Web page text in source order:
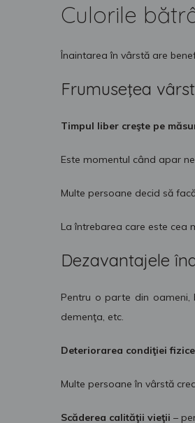
Culorile
Înaintarea în vârstă are
Frumuseţea
Timpul liber creşte pe
Este momentul când apar
Multe persoane decid să
La întrebarea care este cea
Dezavantajele
Pentru o parte din
demenţa, etc.
Deteriorarea condiţiei fizice
Multe persoane în vârstă
Scăderea calităţii vieţii –